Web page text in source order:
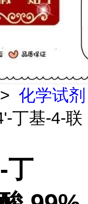
> 化学试剂
丁基-4-联
丁